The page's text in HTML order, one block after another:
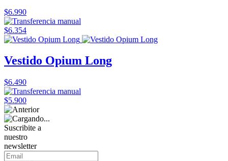
$6.990
$6.354
Vestido Opium Long
$6.490
$5.900
Suscribite a
nuestro
newsletter